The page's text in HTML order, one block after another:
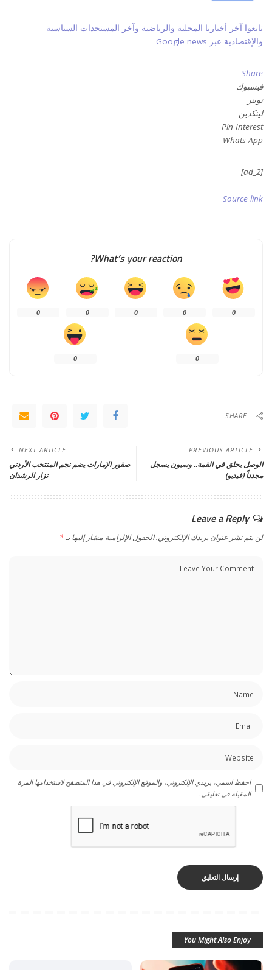
تابعوا آخر أخبارنا المحلية والرياضية وآخر المستجدات السياسية
والإقتصادية عبر Google news
Share
فيسبوك
تويتر
لينكدين
Pin Interest
Whats App
[ad_2]
Source link
What’s your reaction?
0
0
0
0
0
0
0
SHARE
PREVIOUS ARTICLE
الوصل يحلق في القمة.. وسيون يسجل
مجدداً (فيديو)
NEXT ARTICLE
صقور الإمارات يضم نجم المنتخب الأردني
نزار الرشدان
Leave a Reply
لن يتم نشر عنوان بريدك الإلكتروني.الحقول الإلزامية مشار إليها بـ*
احفظ اسمي، بريدي الإلكتروني، والموقع الإلكتروني في هذا المتصفح لاستخدامها المرة
المقبلة في تعليقي.
You Might Also Enjoy